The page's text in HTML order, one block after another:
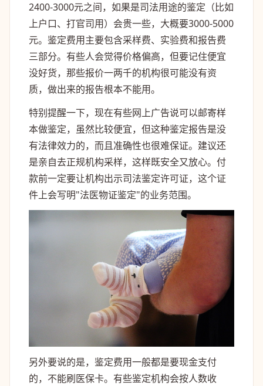
2400-3000元之间，如果是司法用途的鉴定（比如
上户口、打官司用）会贵一些，大概要3000-5000
元。鉴定费用主要包含采样费、实验费和报告费
三部分。有些人会觉得价格偏高，但要记住便宜
没好货，那些报价一两千的机构很可能没有资
质，做出来的报告根本不能用。
特别提醒一下，现在有些网上广告说可以邮寄样
本做鉴定，虽然比较便宜，但这种鉴定报告是没
有法律效力的，而且准确性也很难保证。建议还
是亲自去正规机构采样，这样既安全又放心。付
款前一定要让机构出示司法鉴定许可证，这个证
件上会写明"法医物证鉴定"的业务范围。
另外要说的是，鉴定费用一般都是要现金支付
的，不能刷医保卡。有些鉴定机构会按人数收